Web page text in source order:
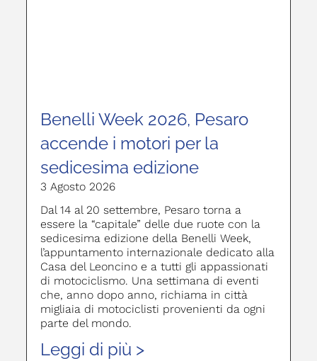
Benelli Week 2026, Pesaro
accende i motori per la
sedicesima edizione
3 Agosto 2026
Dal 14 al 20 settembre, Pesaro torna a
essere la “capitale” delle due ruote con la
sedicesima edizione della Benelli Week,
l’appuntamento internazionale dedicato alla
Casa del Leoncino e a tutti gli appassionati
di motociclismo. Una settimana di eventi
che, anno dopo anno, richiama in città
migliaia di motociclisti provenienti da ogni
parte del mondo.
Leggi di più >